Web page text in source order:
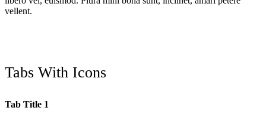
vellent.
Tabs With Icons
Tab Title 1